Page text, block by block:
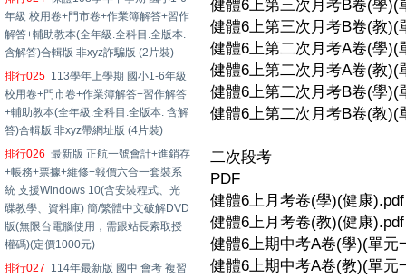
年級 校用卷+門市卷+作業簿解答+習作
解答+輔助教本(全年級.全科目.全版本.
含解答)合輯版 非xyz詐騙版 (2片裝)
排行025 113學年上學期 國小1-6年級
校用卷+門市卷+作業簿解答+習作解答
+輔助教本(全年級.全科目.全版本. 含解
答)合輯版 非xyz帶網址版 (4片裝)
排行026 最新版 正航一號會計+進銷存
+帳務+票據+維修+報價六合一套裝系
統 支援Windows 10(含安裝程式、光
碟教學、資料庫) 簡/繁體中文破解DVD
版(無限台電腦使用，需跟站長索取授
權碼)(定價1000元)
排行027 114年最新版 國中 會考 複習
健體6上第三次月考B卷(學)(
健體6上第三次月考B卷(教)(
健體6上第二次月考A卷(學)(
健體6上第二次月考A卷(教)(
健體6上第二次月考B卷(學)(
健體6上第二次月考B卷(教)(
二次段考
PDF
健體6上月考卷(學)(健康).pdf
健體6上月考卷(教)(健康).pdf
健體6上期中考A卷(學)(單元
健體6上期中考A卷(教)(單元